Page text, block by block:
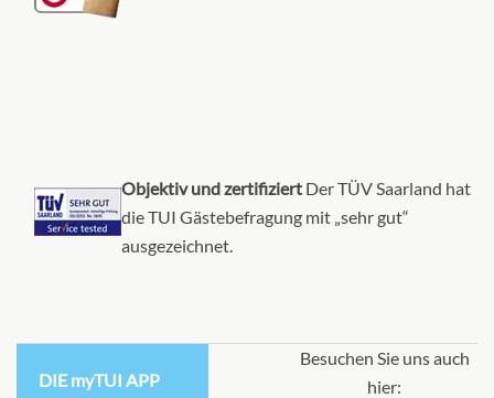
Objektiv und zertifiziert Der TÜV Saarland hat
die TUI Gästebefragung mit „sehr gut“
ausgezeichnet.
DIE myTUI APP
Besuchen Sie uns auch
hier: